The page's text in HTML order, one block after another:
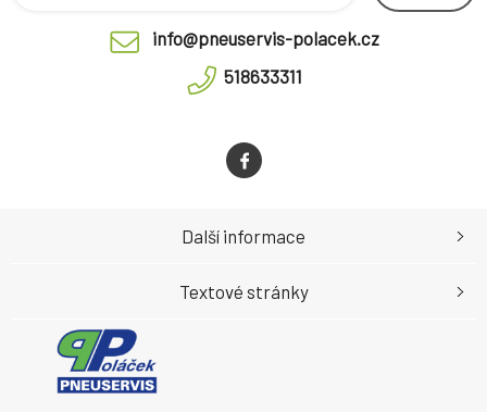
info@pneuservis-polacek.cz
518633311
Další informace
Textové stránky